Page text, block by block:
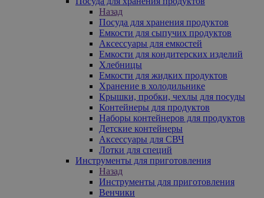
Назад
Посуда для хранения продуктов
Емкости для сыпучих продуктов
Аксессуары для емкостей
Емкости для кондитерских изделий
Хлебницы
Емкости для жидких продуктов
Хранение в холодильнике
Крышки, пробки, чехлы для посуды
Контейнеры для продуктов
Наборы контейнеров для продуктов
Детские контейнеры
Аксессуары для СВЧ
Лотки для специй
Инструменты для приготовления
Назад
Инструменты для приготовления
Венчики